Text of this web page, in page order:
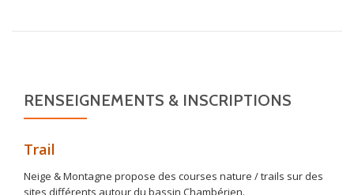
RENSEIGNEMENTS & INSCRIPTIONS
Trail
Neige & Montagne propose des courses nature / trails sur des